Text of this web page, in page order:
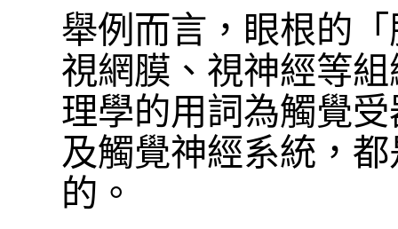
舉例而言，眼根的
視網膜、視神經等
理學的用詞為觸覺
及觸覺神經系統，
的。